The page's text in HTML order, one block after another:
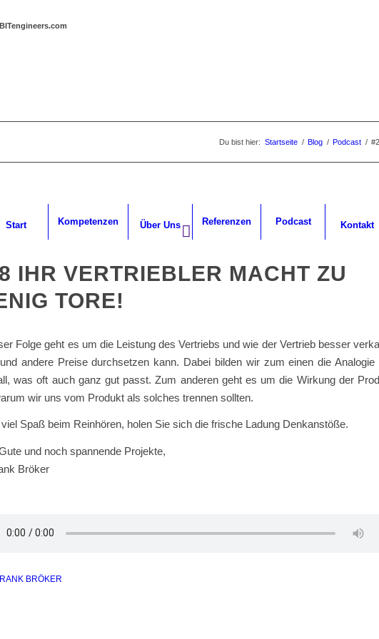
Start Kompetenzen Über Uns Referenzen Podcast Kontakt
Du bist hier: Startseite / Blog / Podcast /
IHR VERTRIEBLER MACHT ZU
TORE!
Folge geht es um die Leistung des Vertriebs und wie der Vertrieb besser
andere Preise durchsetzen kann. Dabei bilden wir zum einen die Analogie
was oft auch ganz gut passt. Zum anderen geht es um die Wirkung der
wir uns vom Produkt als solches trennen sollten.
viel Spaß beim Reinhören, holen Sie sich die frische Ladung Denkanstöße.
und noch spannende Projekte,
Bröker
BRÖKER